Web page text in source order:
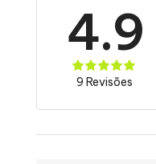
Energia kJ (kcal)
Teor de gordura
-dos quais
4.9
9 Revisões